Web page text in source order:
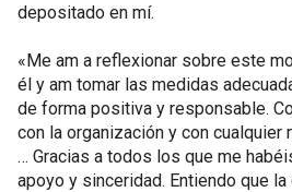
depositado en mí.
«Me am a reflexionar sobre este
él y am tomar las medidas
de forma positiva y responsable.
con la organización y con cualquier
… Gracias a todos los que me
apoyo y sinceridad. Entiendo que